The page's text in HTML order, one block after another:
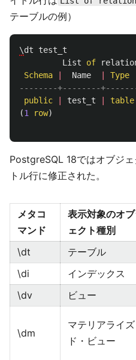
テーブルの例）
\dt
test_t
List
of
Schema
Name Type
--------+--------
public
test_t table
(1 row)
PostgreSQL 18ではオブジ
トル行に修正された。
メタコ
マンド
表示対象のオ
ェクト種別
\dt
テーブル
\di インデックス
\dv ビュー
\dm
マテリアライズ
ド・ビュー